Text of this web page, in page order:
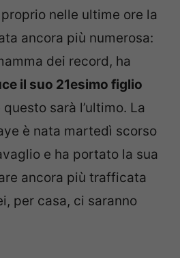
nelle ultime ore la
ancora più numerosa:
dei record, ha
il suo 21esimo figlio
sarà l’ultimo. La
è nata martedì scorso
e ha portato la sua
ancora più trafficata
per casa, ci saranno